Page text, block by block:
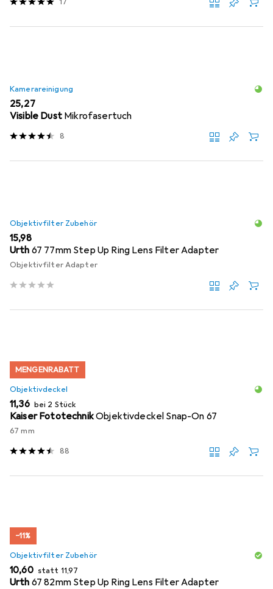
Kamerareinigung
EUR
25,27
Visible Dust Mikrofasertuch
8
Objektivfilter Zubehör
EUR
15,98
Urth 67 77mm Step Up Ring Lens Filter Adapter
Objektivfilter Adapter
MENGENRABATT
Objektivdeckel
EUR
11,36 bei 2 Stück
Kaiser FototechnikObjektivdeckel Snap-On 67
67 mm
88
−11%
Objektivfilter Zubehör
EUR
10,60 statt EUR
11,97
Urth 67 82mm Step Up Ring Lens Filter Adapter